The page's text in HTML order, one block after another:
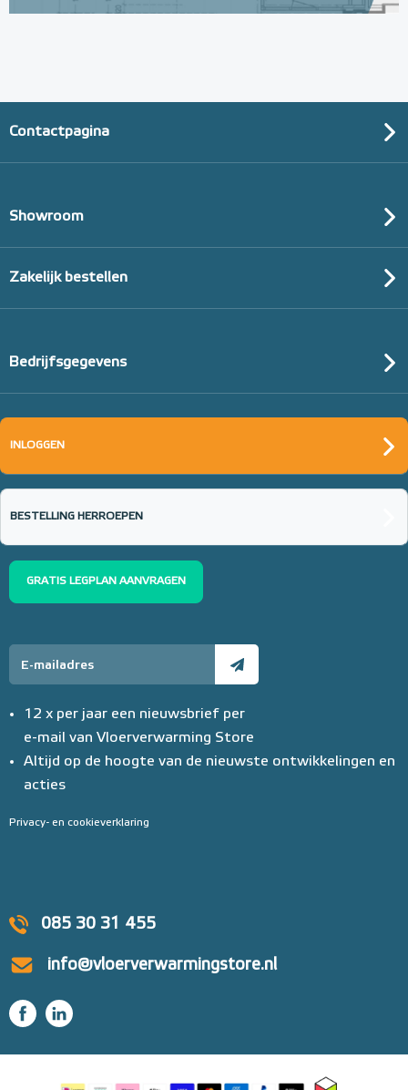
085 30 31 455
info@vloerverwarmingstore.nl
Contactpagina
Showroom
Zakelijk bestellen
Bedrijfsgegevens
INLOGGEN
BESTELLING HERROEPEN
GRATIS LEGPLAN AANVRAGEN
12 x per jaar een nieuwsbrief per
e-mail van Vloerverwarming Store
Altijd op de hoogte van de nieuwste ontwikkelingen en
acties
Privacy- en cookieverklaring